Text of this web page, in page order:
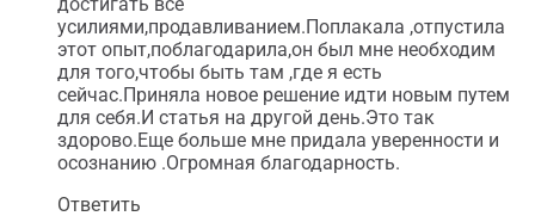
усилиями,продавливанием.Поплакала ,отпустила
этот опыт,поблагодарила,он был мне необходим
для того,чтобы быть там ,где я есть
сейчас.Приняла новое решение идти новым путем
для себя.И статья на другой день.Это так
здорово.Еще больше мне придала уверенности и
осознанию .Огромная благодарность.
Ответить